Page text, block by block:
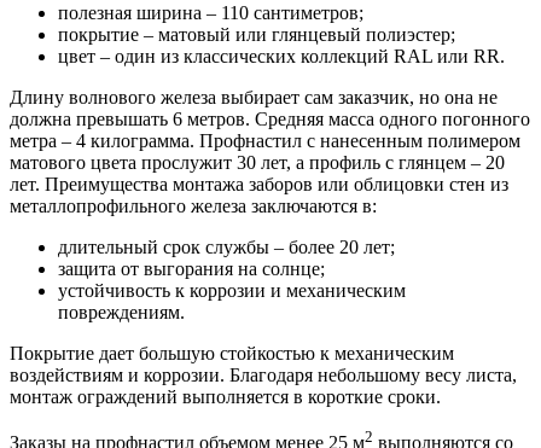
полезная ширина – 110 сантиметров;
покрытие – матовый или глянцевый полиэстер;
цвет – один из классических коллекций RAL или RR.
Длину волнового железа выбирает сам заказчик, но она не
должна превышать 6 метров. Средняя масса одного погонного
метра – 4 килограмма. Профнастил с нанесенным полимером
матового цвета прослужит 30 лет, а профиль с глянцем – 20
лет. Преимущества монтажа заборов или облицовки стен из
металлопрофильного железа заключаются в:
длительный срок службы – более 20 лет;
защита от выгорания на солнце;
устойчивость к коррозии и механическим
повреждениям.
Покрытие дает большую стойкостью к механическим
воздействиям и коррозии. Благодаря небольшому весу листа,
монтаж ограждений выполняется в короткие сроки.
Заказы на профнастил объемом менее 25 м2 выполняются со